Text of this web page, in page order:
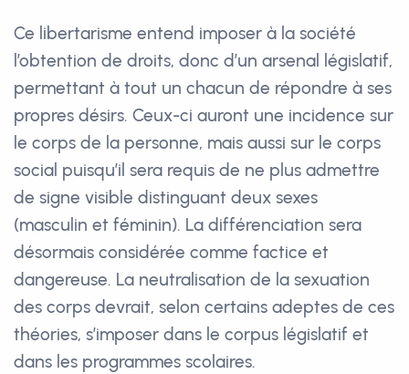
Ce libertarisme entend imposer à la société
l’obtention de droits, donc d’un arsenal législatif,
permettant à tout un chacun de répondre à ses
propres désirs. Ceux-ci auront une incidence sur
le corps de la personne, mais aussi sur le corps
social puisqu’il sera requis de ne plus admettre
de signe visible distinguant deux sexes
(masculin et féminin). La différenciation sera
désormais considérée comme factice et
dangereuse. La neutralisation de la sexuation
des corps devrait, selon certains adeptes de ces
théories, s’imposer dans le corpus législatif et
dans les programmes scolaires.